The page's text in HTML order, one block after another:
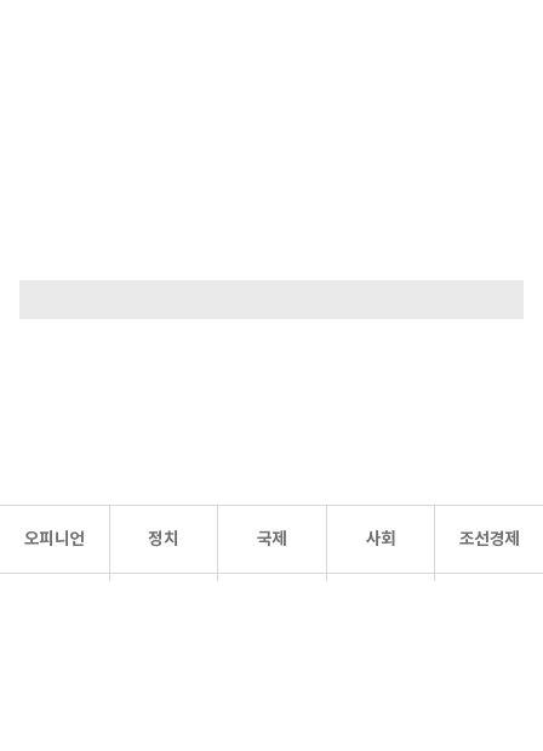
오피니언 정치 국제 사회 조선경제